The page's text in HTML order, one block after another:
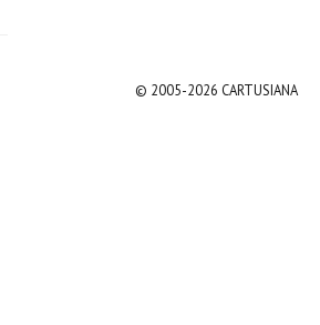
© 2005-2026 CARTUSIANA